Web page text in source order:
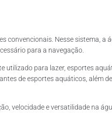
convencionais. Nesse sistema,
para a navegação.
utilizado para lazer, esportes
de esportes aquáticos, além
velocidade e versatilidade na